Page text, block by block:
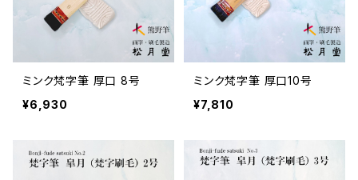
ミンク梵字筆 厚口 8号
¥6,930
ミンク梵字筆 厚口10号
¥7,810